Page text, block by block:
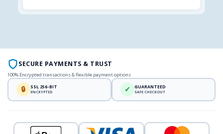
SECURE PAYMENTS & TRUST
100% Encrypted transactions & flexible payment options
🔒 SSL 256-BIT
ENCRYPTED ✓ GUARANTEED
SAFE CHECKOUT